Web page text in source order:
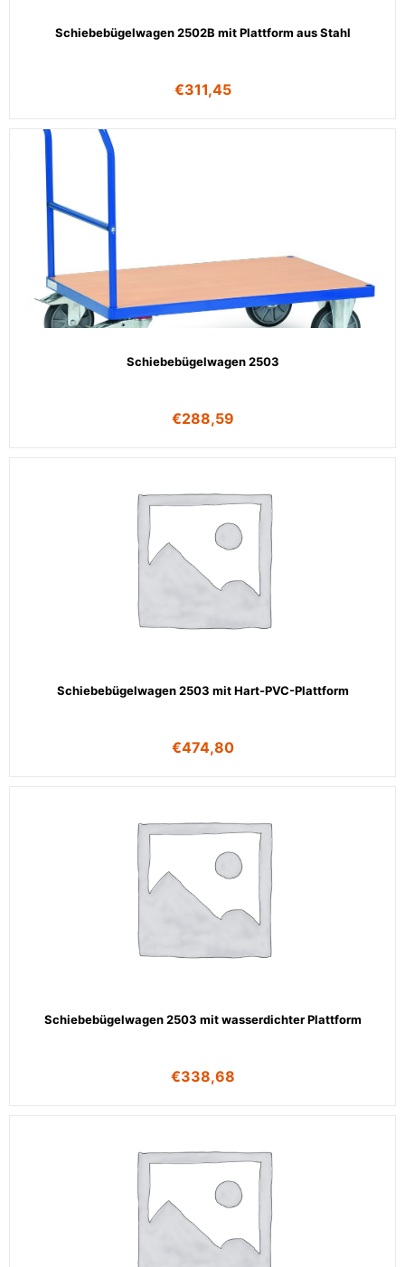
Schiebebügelwagen 2502B mit Plattform aus Stahl
€311,45
Schiebebügelwagen 2503
€288,59
Schiebebügelwagen 2503 mit Hart-PVC-Plattform
€474,80
Schiebebügelwagen 2503 mit wasserdichter Plattform
€338,68